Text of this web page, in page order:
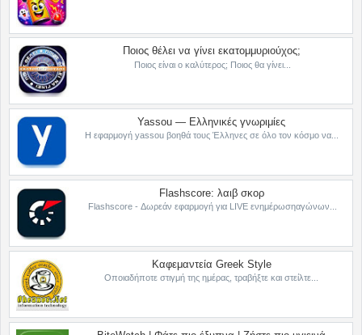
Ποιος θέλει να γίνει εκατομμυριούχος;
Ποιος είναι ο καλύτερος; Ποιος θα γίνει...
Yassou — Ελληνικές γνωριμίες
Η εφαρμογή yassou βοηθά τους Έλληνες σε όλο τον κόσμο να...
Flashscore: λαιβ σκορ
Flashscore - Δωρεάν εφαρμογή για LIVE ενημέρωσηαγώνων...
Καφεμαντεία Greek Style
Οποιαδήποτε στιγμή της ημέρας, τραβήξτε και στείλτε...